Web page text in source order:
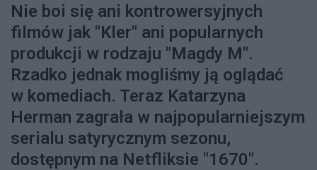
Nie boi się ani kontrowersyjnych
filmów jak "Kler" ani popularnych
produkcji w rodzaju "Magdy M".
Rzadko jednak mogliśmy ją oglądać
w komediach. Teraz Katarzyna
Herman zagrała w najpopularniejszym
serialu satyrycznym sezonu,
dostępnym na Netfliksie "1670".